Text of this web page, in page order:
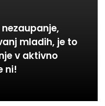
mladih, je to
v aktivno
ni!